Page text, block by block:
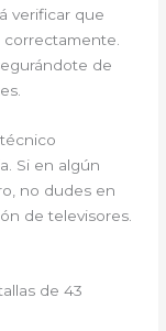
verificar que
correctamente.
de
Si en algún
no dudes en
de televisores.
de 43